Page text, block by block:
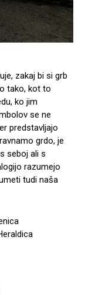
zakaj bi si grb
tako, kot to
ko jim
se ne
predstavljajo
grdo, je
seboj ali s
razumejo
tudi naša